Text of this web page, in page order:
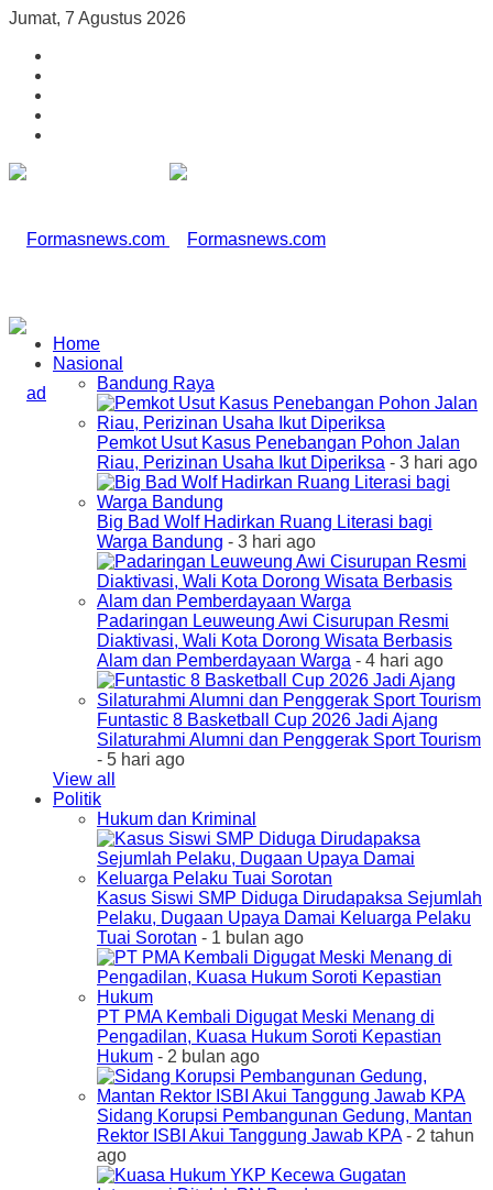
Jumat, 7 Agustus 2026
Home
Nasional
Bandung Raya
Pemkot Usut Kasus Penebangan Pohon Jalan
Riau, Perizinan Usaha Ikut Diperiksa - 3 hari ago
Big Bad Wolf Hadirkan Ruang Literasi bagi
Warga Bandung - 3 hari ago
Padaringan Leuweung Awi Cisurupan Resmi
Diaktivasi, Wali Kota Dorong Wisata Berbasis
Alam dan Pemberdayaan Warga - 4 hari ago
Funtastic 8 Basketball Cup 2026 Jadi Ajang
Silaturahmi Alumni dan Penggerak Sport Tourism
- 5 hari ago
View all
Politik
Hukum dan Kriminal
Kasus Siswi SMP Diduga Dirudapaksa Sejumlah
Pelaku, Dugaan Upaya Damai Keluarga Pelaku
Tuai Sorotan - 1 bulan ago
PT PMA Kembali Digugat Meski Menang di
Pengadilan, Kuasa Hukum Soroti Kepastian
Hukum - 2 bulan ago
Sidang Korupsi Pembangunan Gedung, Mantan
Rektor ISBI Akui Tanggung Jawab KPA- 2 tahun
ago